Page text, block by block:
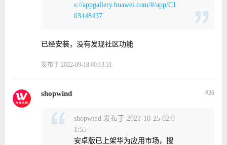
s://appgallery.huawei.com/#/app/C1
03448437
已经安装，没有发现社区功能
发布于 2022-09-18 00:13:31
#26
shopwind
shopwind 发布于 2021-10-25 02:0
1:55
安卓版已上架华为应用市场，搜